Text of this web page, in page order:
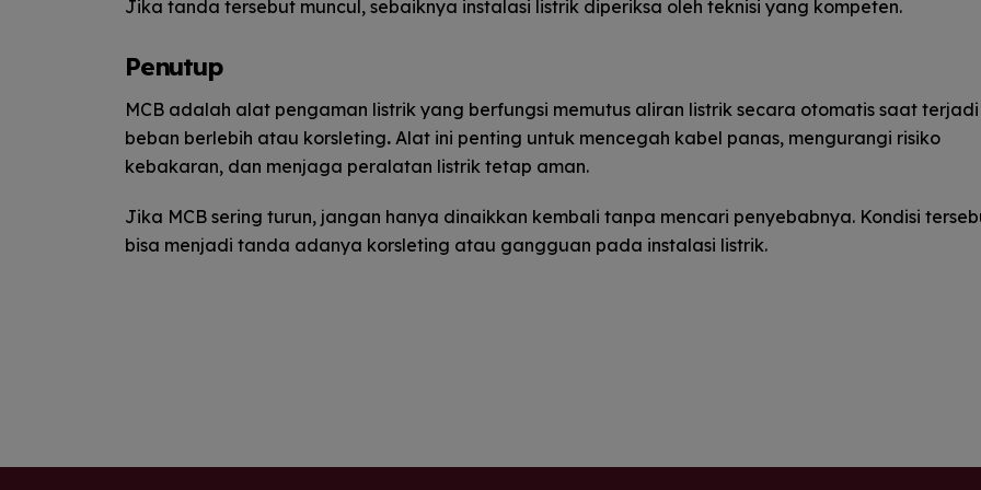
Jika tanda tersebut muncul, sebaiknya instalasi listrik diperiksa oleh teknisi yang kompeten.
Penutup
MCB adalah alat pengaman listrik yang berfungsi memutus aliran listrik secara otomatis saat terjadi
beban berlebih atau korsleting. Alat ini penting untuk mencegah kabel panas, mengurangi risiko
kebakaran, dan menjaga peralatan listrik tetap aman.
Jika MCB sering turun, jangan hanya dinaikkan kembali tanpa mencari penyebabnya. Kondisi
bisa menjadi tanda adanya korsleting atau gangguan pada instalasi listrik.